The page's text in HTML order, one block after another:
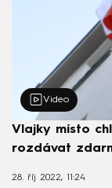
Video
Vlajky místo
rozdávat
28. říj 2022, 11:24